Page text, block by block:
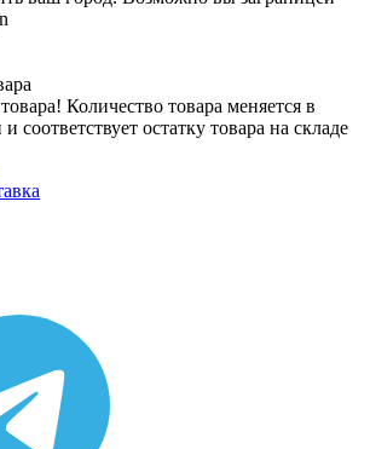
Количество товара меняется в
соответствует остатку товара на складе